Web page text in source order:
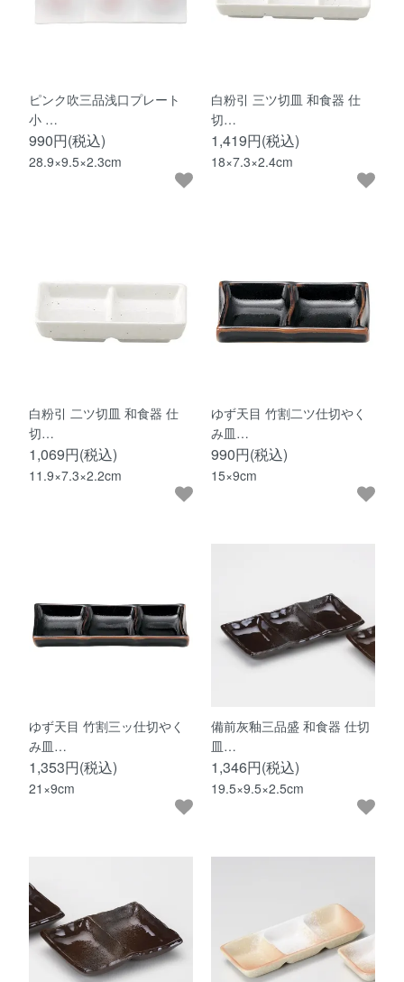
ピンク吹三品浅口プレート
小 …
990円(税込)
28.9×9.5×2.3cm
白粉引 三ツ切皿 和食器 仕
切…
1,419円(税込)
18×7.3×2.4cm
白粉引 二ツ切皿 和食器 仕
切…
1,069円(税込)
11.9×7.3×2.2cm
ゆず天目 竹割二ツ仕切やく
み皿…
990円(税込)
15×9cm
ゆず天目 竹割三ッ仕切やく
み皿…
1,353円(税込)
21×9cm
備前灰釉三品盛 和食器 仕切
皿…
1,346円(税込)
19.5×9.5×2.5cm